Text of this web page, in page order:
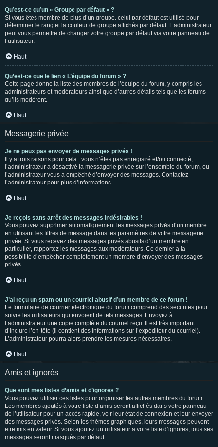
Qu’est-ce qu’un « Groupe par défaut » ?
Si vous êtes membre de plus d’un groupe, celui par défaut est utilisé pour
déterminer le rang et la couleur de groupe affichés par défaut. L’administrateur
peut vous permettre de changer votre groupe par défaut via votre panneau de
l’utilisateur.
Haut
Qu’est-ce que le lien « L’équipe du forum » ?
Cette page donne la liste des membres de l’équipe du forum, y compris les
administrateurs et modérateurs ainsi que d’autres détails tels que les forums
qu’ils modèrent.
Haut
Messagerie privée
Je ne peux pas envoyer de messages privés !
Il y a trois raisons pour cela : vous n’êtes pas enregistré et/ou connecté,
l’administrateur a désactivé la messagerie privée sur l’ensemble du forum, ou
l’administrateur vous a empêché d’envoyer des messages. Contactez
l’administrateur pour plus d’informations.
Haut
Je reçois sans arrêt des messages indésirables !
Vous pouvez supprimer automatiquement les messages privés d’un membre
en utilisant les filtres de message dans les paramètres de votre messagerie
privée. Si vous recevez des messages privés abusifs d’un membre en
particulier, rapportez les messages aux modérateurs. Ce dernier a la
possibilité d’empêcher complètement un membre d’envoyer des messages
privés.
Haut
J’ai reçu un spam ou un courriel abusif d’un membre de ce forum !
Le formulaire de courrier électronique du forum comprend des sécurités pour
suivre les utilisateurs qui envoient de tels messages. Envoyez à
l’administrateur une copie complète du courriel reçu. Il est très important
d’inclure l’en-tête (il contient des informations sur l’expéditeur du courriel).
L’administrateur pourra alors prendre les mesures nécessaires.
Haut
Amis et ignorés
Que sont mes listes d’amis et d’ignorés ?
Vous pouvez utiliser ces listes pour organiser les autres membres du forum.
Les membres ajoutés à votre liste d’amis seront affichés dans votre panneau
de l’utilisateur pour un accès rapide, voir leur état de connexion et leur envoyer
des messages privés. Selon les thèmes graphiques, leurs messages peuvent
être mis en valeur. Si vous ajoutez un utilisateur à votre liste d’ignorés, tous ses
messages seront masqués par défaut.